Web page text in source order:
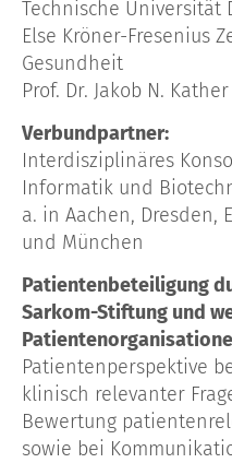
Technische Universität
Else Kröner-Fresenius
Gesundheit
Prof. Dr. Jakob N. Kather
Verbundpartner:
Interdisziplinäres
Informatik und
a. in Aachen, Dresden,
und München
Patientenbeteiligung
Sarkom-Stiftung und
Patientenperspektive
klinisch relevanter
Bewertung
sowie bei